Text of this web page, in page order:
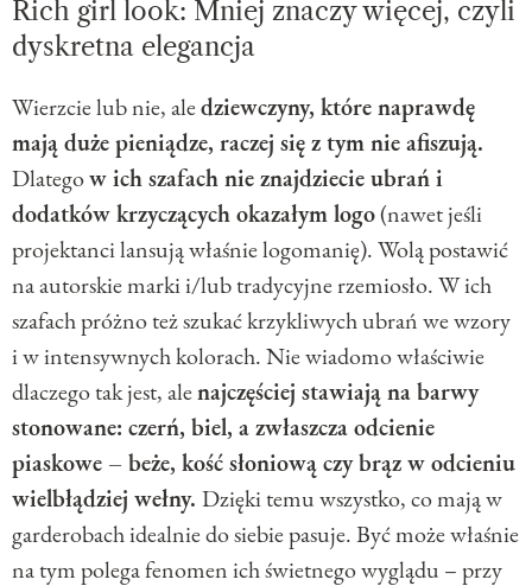
Rich girl look: Mniej znaczy więcej, czyli
dyskretna elegancja
Wierzcie lub nie, aledziewczyny, które naprawdę
mają duże pieniądze, raczej się z tym nie afiszują.
Dlategow ich szafach nie znajdziecie ubrań i
dodatków krzyczących okazałym logo(nawet jeśli
projektanci lansują właśnie logomanię). Wolą postawić
na autorskie marki i/lub tradycyjne rzemiosło. W ich
szafach próżno też szukać krzykliwych ubrań we wzory
i w intensywnych kolorach. Nie wiadomo właściwie
dlaczego tak jest, alenajczęściej stawiają na barwy
stonowane: czerń, biel, a zwłaszcza odcienie
piaskowe – beże, kość słoniową czy brąz w odcieniu
wielbłądziej wełny. Dzięki temu wszystko, co mają w
garderobach idealnie do siebie pasuje. Być może właśnie
na tym polega fenomen ich świetnego wyglądu – przy